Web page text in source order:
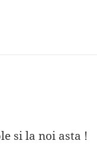
si la noi asta !